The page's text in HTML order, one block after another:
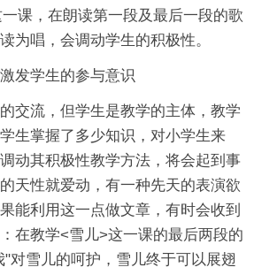
课，在朗读第一段及最后一段的歌
为唱，会调动学生的积极性。
发学生的参与意识
交流，但学生是教学的主体，教学
生掌握了多少知识，对小学生来
动其积极性教学方法，将会起到事
天性就爱动，有一种先天的表演欲
能利用这一点做文章，有时会收到
在教学<雪儿>这一课的最后两段的
对雪儿的呵护，雪儿终于可以展翅